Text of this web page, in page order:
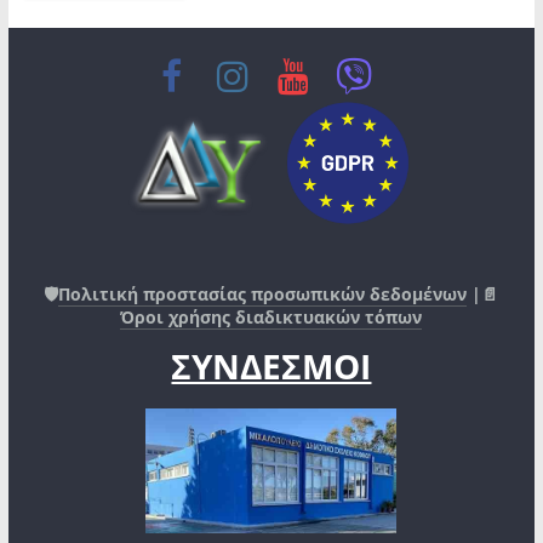
🛡️Πολιτική προστασίας προσωπικών δεδομένων |📄
Όροι χρήσης διαδικτυακών τόπων
ΣΥΝΔΕΣΜΟΙ